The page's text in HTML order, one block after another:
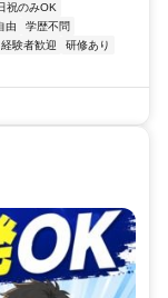
祝のみOK
由
学歴不問
経験者歓迎
研修あり